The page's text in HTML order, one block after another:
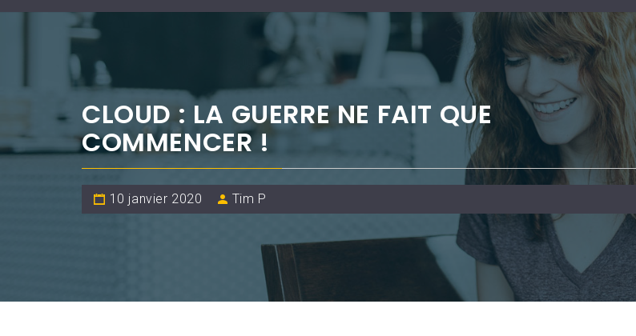
CLOUD : LA GUERRE NE FAIT QUE
COMMENCER !
10 janvier 2020 Tim P